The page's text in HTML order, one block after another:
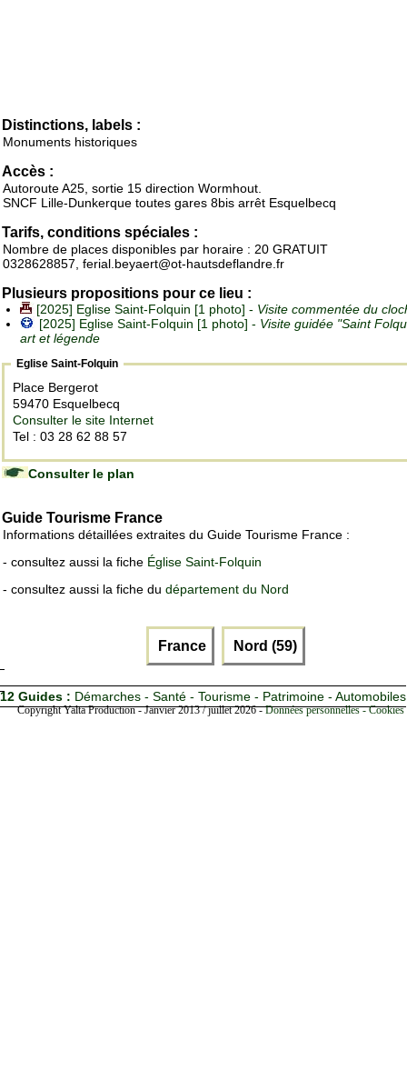
Distinctions, labels :
Monuments historiques
Accès :
Autoroute A25, sortie 15 direction Wormhout.
SNCF Lille-Dunkerque toutes gares 8bis arrêt Esquelbecq
Tarifs, conditions spéciales :
Nombre de places disponibles par horaire : 20 GRATUIT
0328628857, ferial.beyaert@ot-hautsdeflandre.fr
Plusieurs propositions pour ce lieu :
[2025] Eglise Saint-Folquin [1 photo] - Visite commentée du
[2025] Eglise Saint-Folquin [1 photo] - Visite guidée "Saint
art et légende
Eglise Saint-Folquin
Place Bergerot
59470 Esquelbecq
Consulter le site Internet
Tel : 03 28 62 88 57
Consulter le plan
Guide Tourisme France
Informations détaillées extraites du Guide Tourisme France :
- consultez aussi la fiche Église Saint-Folquin
- consultez aussi la fiche du département du Nord
France Nord (59)
12 Guides : Démarches - Santé - Tourisme - Patrimoine - Automobiles
Copyright Yalta Production - Janvier 2013 / juillet 2026 -Données personnelles -